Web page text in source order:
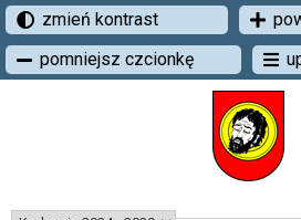
zmień kontrast
pomniejsz czcionkę